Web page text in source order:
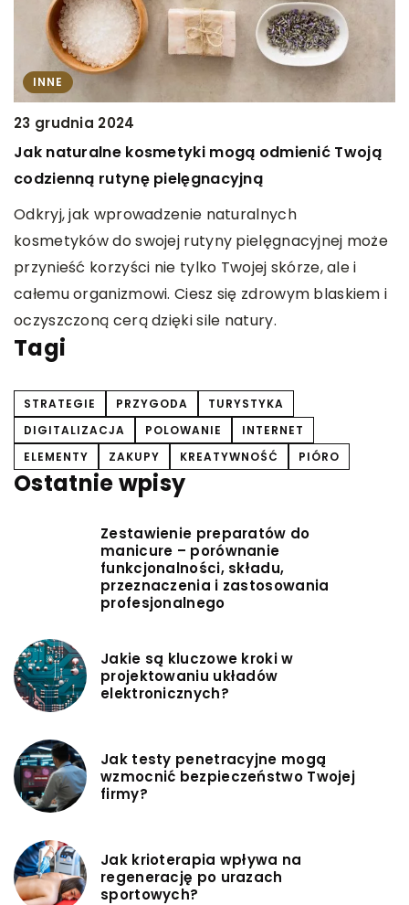
INNE
23 grudnia 2024
Jak naturalne kosmetyki mogą odmienić Twoją
codzienną rutynę pielęgnacyjną
Odkryj, jak wprowadzenie naturalnych
kosmetyków do swojej rutyny pielęgnacyjnej może
przynieść korzyści nie tylko Twojej skórze, ale i
całemu organizmowi. Ciesz się zdrowym blaskiem i
oczyszczoną cerą dzięki sile natury.
Tagi
STRATEGIE PRZYGODA
TURYSTYKA
DIGITALIZACJA
POLOWANIE
INTERNET
ELEMENTY
ZAKUPY KREATYWNOŚĆ PIÓRO
Ostatnie wpisy
Zestawienie preparatów do
manicure – porównanie
funkcjonalności, składu,
przeznaczenia i zastosowania
profesjonalnego
Jakie są kluczowe kroki w
projektowaniu układów
elektronicznych?
Jak testy penetracyjne mogą
wzmocnić bezpieczeństwo Twojej
firmy?
Jak krioterapia wpływa na
regenerację po urazach
sportowych?